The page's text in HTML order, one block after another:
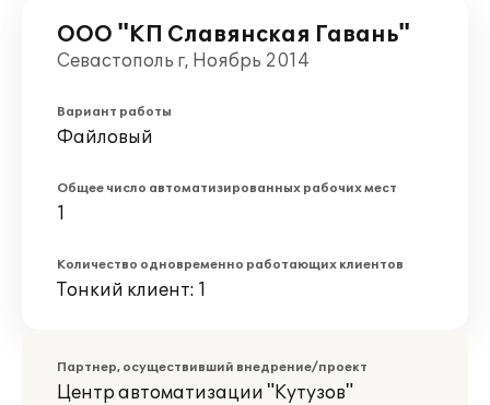
ООО "КП Славянская Гавань"
Севастополь г, Ноябрь 2014
Вариант работы
Файловый
Общее число автоматизированных рабочих мест
1
Количество одновременно работающих клиентов
Тонкий клиент: 1
Партнер, осуществивший внедрение/проект
Центр автоматизации "Кутузов"